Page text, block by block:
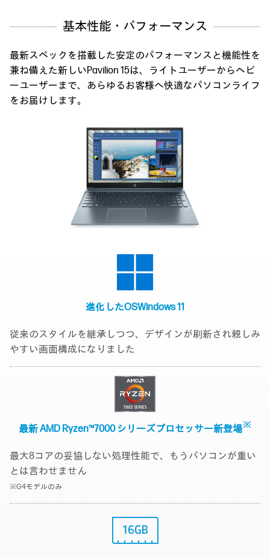
基本性能・パフォーマンス
最新スペックを搭載した安定のパフォーマンスと機能性を
兼ね備えた新しいPavilion 15は、
ライトユーザーからヘビ
ーユーザーまで、あらゆるお客様へ快適なパソコンライフ
をお届けします。
進化したOSWindows 11
従来のスタイルを継承しつつ、デザインが刷新され親しみ
やすい画面構成になりました
最新 AMD Ryzen™7000 シリーズプロセッサー新登場※
最大8コアの妥協しない処理性能で、もうパソコンが重い
とは言わせません
※G4モデルのみ